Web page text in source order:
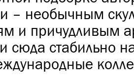
– необычным
и причудливым
сюда стабильно